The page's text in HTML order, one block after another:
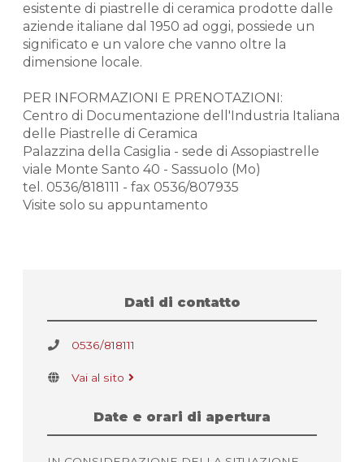
esistente di piastrelle di ceramica prodotte dalle
aziende italiane dal 1950 ad oggi, possiede un
significato e un valore che vanno oltre la
dimensione locale.
PER INFORMAZIONI E PRENOTAZIONI:
Centro di Documentazione dell'Industria Italiana
delle Piastrelle di Ceramica
Palazzina della Casiglia - sede di Assopiastrelle
viale Monte Santo 40 - Sassuolo (Mo)
tel. 0536/818111 - fax 0536/807935
Visite solo su appuntamento
Dati di contatto
0536/818111
Vai al sito
Date e orari di apertura